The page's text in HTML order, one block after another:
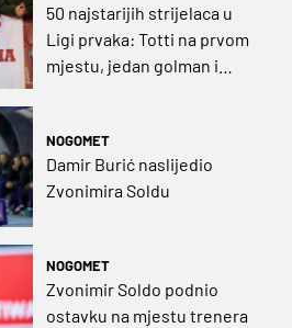
50 najstarijih strijelaca u
Ligi prvaka: Totti na prvom
mjestu, jedan golman i
NOGOMET
Damir Burić naslijedio
Zvonimira Soldu
NOGOMET
Zvonimir Soldo podnio
ostavku na mjestu trenera